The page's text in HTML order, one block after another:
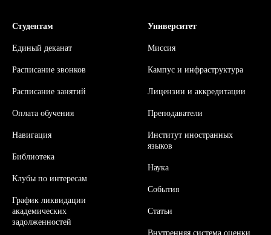
Студентам
Единый деканат
Расписание звонков
Расписание занятий
Оплата обучения
Навигация
Библиотека
Клубы по интересам
График ликвидации
академических
задолженностей
Университет
Миссия
Кампус и инфраструктура
Лицензии и аккредитации
Преподаватели
Институт иностранных
языков
Наука
События
Статьи
Внутренняя система оценки